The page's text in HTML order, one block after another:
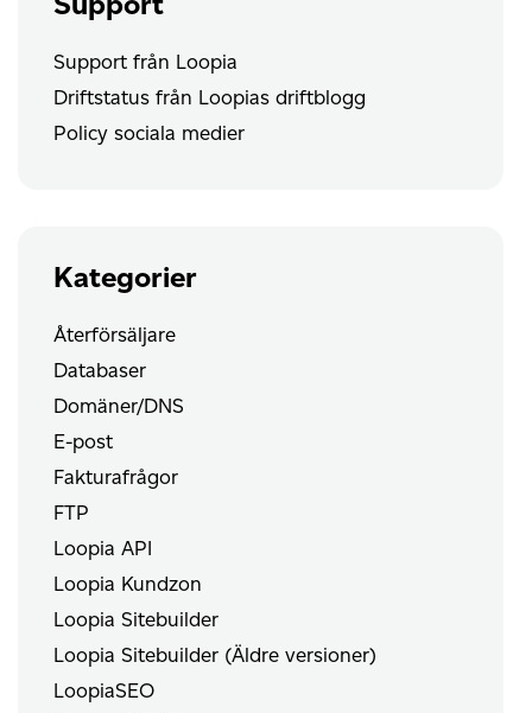
Support från Loopia
Driftstatus från Loopias driftblogg
Policy sociala medier
Kategorier
Återförsäljare
Databaser
Domäner/DNS
E-post
Fakturafrågor
FTP
Loopia API
Loopia Kundzon
Loopia Sitebuilder
Loopia Sitebuilder (Äldre versioner)
LoopiaSEO